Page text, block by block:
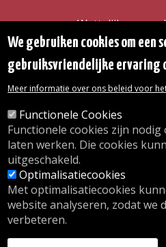
Wettelijke
Toegang tot het
De gemeente
Contact
© 2026
Emile Idiersstraat 12
Tel. :02/676.48.11.
Inschrijving
We gebruiken cookies om een
gebruiksvriendelijke ervaring
Meer informatie over ons beleid voor
Functionele Cookies
Functionele cookies zijn
laten werken. Die cookies
uitgeschakeld.
Optimalisatiecookies
Met optimalisatiecookies
website analyseren, zodat we
verbeteren.